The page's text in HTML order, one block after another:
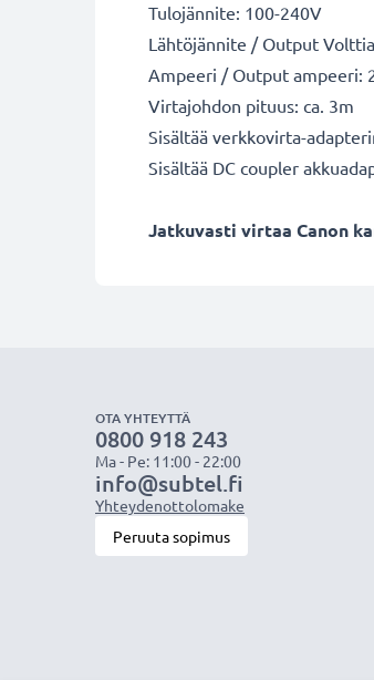
Tulojännite: 100-240V
Lähtöjännite / Output
Ampeeri / Output ampeeri:
Virtajohdon pituus: ca. 3m
Sisältää verkkovirta-
Sisältää DC coupler
Jatkuvasti virtaa Canon
OTA YHTEYTTÄ
0800 918 243
Ma - Pe: 11:00 - 22:00
info@subtel.fi
Yhteydenottolomake
Peruuta sopimus